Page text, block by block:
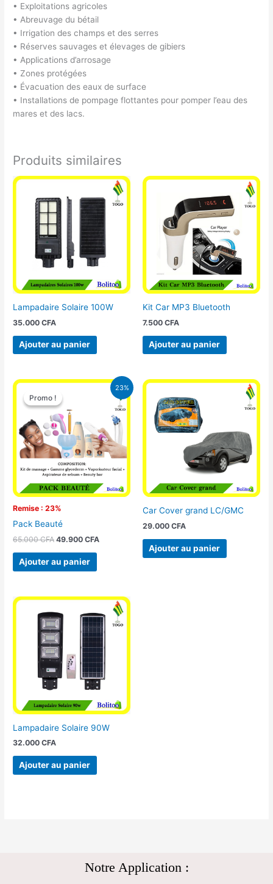
• Exploitations agricoles
• Abreuvage du bétail
• Irrigation des champs et des serres
• Réserves sauvages et élevages de gibiers
• Applications d’arrosage
• Zones protégées
• Évacuation des eaux de surface
• Installations de pompage flottantes pour pomper l’eau des
mares et des lacs.
Produits similaires
Lampadaire Solaire 100W
35.000CFA
Ajouter au panier
Kit Car MP3 Bluetooth
7.500 CFA
Ajouter au panier
23%
Promo !
Remise : 23%
Promo !
Pack Beauté
65.000CFA
Le
prix
initial
était :
65.000 CFA.
49.900CFA
Le
prix
actuel
est :
49.900 CFA.
Ajouter au panier
Car Cover grand LC/GMC
29.000 CFA
Ajouter au panier
Lampadaire Solaire 90W
32.000CFA
Ajouter au panier
Notre Application :